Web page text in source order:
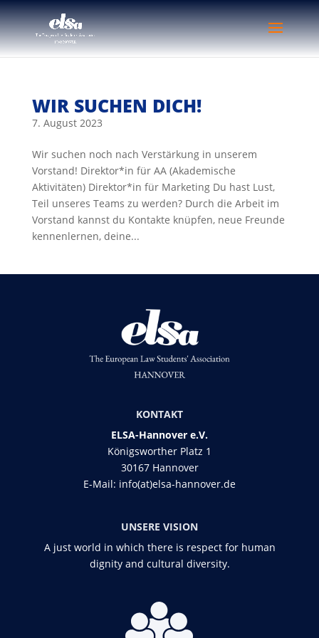
WIR SUCHEN DICH!
7. August 2023
Wir suchen noch nach Verstärkung in unserem
Vorstand! Direktor*in für AA (Akademische
Aktivitäten) Direktor*in für Marketing Du hast Lust,
Teil unseres Teams zu werden? Durch die Arbeit im
Vorstand kannst du Kontakte knüpfen, neue Freunde
kennenlernen, deine...
KONTAKT
ELSA-Hannover e.V.
Königsworther Platz 1
30167 Hannover
E-Mail: info(at)elsa-hannover.de
UNSERE VISION
A just world in which there is respect for human
dignity and cultural diversity.